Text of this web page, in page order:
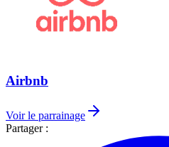
Airbnb
Voir le parrainage
Partager :